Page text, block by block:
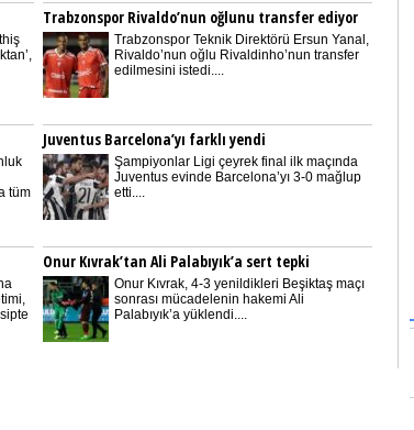
Trabzonspor Rivaldo’nun oğlunu transfer ediyor
Trabzonspor Teknik Direktörü Ersun Yanal,
Rivaldo’nun oğlu Rivaldinho’nun transfer
edilmesini istedi....
tüm
Juventus Barcelona’yı farklı yendi
Şampiyonlar Ligi çeyrek final ilk maçında
Juventus evinde Barcelona’yı 3-0 mağlup
etti....
Onur Kıvrak’tan Ali Palabıyık’a sert tepki
Onur Kıvrak, 4-3 yenildikleri Beşiktaş maçı
sonrası mücadelenin hakemi Ali
Palabıyık’a yüklendi....